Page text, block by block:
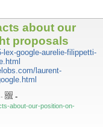
about our
proposals
lex-google-aurelie-filippetti-
laurent-
- -
about-our-position-on-